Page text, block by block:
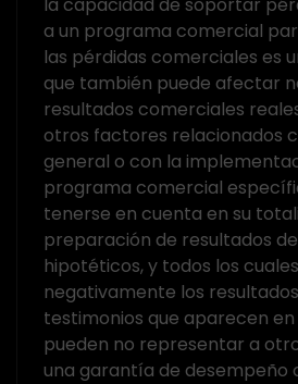
a un programa comercial
las pérdidas comerciales es
que también puede afectar
resultados comerciales
otros factores relacionados
general o con la
programa comercial
tenerse en cuenta en su
preparación de resultados
hipotéticos, y todos los
negativamente los
testimonios que aparecen
pueden no representar a
una garantía de desempeño